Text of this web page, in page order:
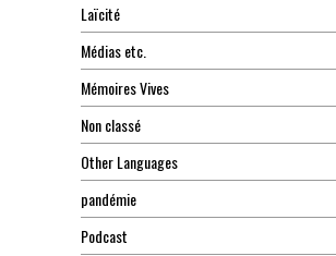
Laïcité
Médias etc.
Mémoires Vives
Non classé
Other Languages
pandémie
Podcast